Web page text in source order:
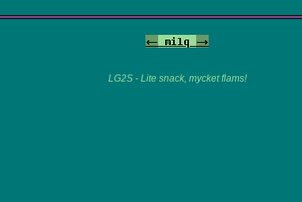
<- milq ->
LG2S - Lite snack, mycket flams!